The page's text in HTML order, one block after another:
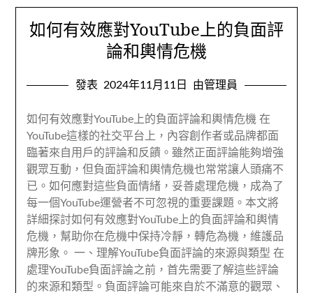
如何有效應對YouTube上的負面評
論和輿情危機
發表 2024年11月11日 由管理員
如何有效應對YouTube上的負面評論和輿情危機 在
YouTube這樣的社交平台上，內容創作者或品牌都面
臨著來自用戶的評論和反饋。雖然正面評論能夠增強
觀眾互動，但負面評論和輿情危機也常常讓人頭痛不
已。如何應對這些負面情緒，妥善處理危機，成為了
每一個YouTube運營者不可忽視的重要課題。本文將
詳細探討如何有效應對YouTube上的負面評論和輿情
危機，幫助你在危機中保持冷靜，轉危為機，維護品
牌形象。 一、理解YouTube負面評論的來源與類型 在
處理YouTube負面評論之前，首先需要了解這些評論
的來源和類型。負面評論可能來自於不滿意的觀眾、